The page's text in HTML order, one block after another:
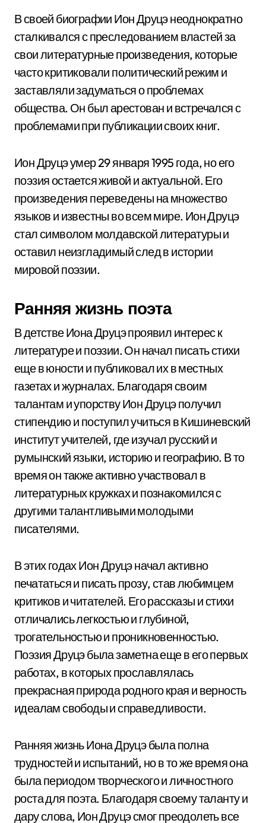
В своей биографии Ион Друцэ неоднократно
сталкивался с преследованием властей за
свои литературные произведения, которые
часто критиковали политический режим и
заставляли задуматься о проблемах
общества. Он был арестован и встречался с
проблемами при публикации своих книг.
Ион Друцэ умер 29 января 1995 года, но его
поэзия остается живой и актуальной. Его
произведения переведены на множество
языков и известны во всем мире. Ион Друцэ
стал символом молдавской литературы и
оставил неизгладимый след в истории
мировой поэзии.
Ранняя жизнь поэта
В детстве Иона Друцэ проявил интерес к
литературе и поэзии. Он начал писать стихи
еще в юности и публиковал их в местных
газетах и журналах. Благодаря своим
талантам и упорству Ион Друцэ получил
стипендию и поступил учиться в Кишиневский
институт учителей, где изучал русский и
румынский языки, историю и географию. В то
время он также активно участвовал в
литературных кружках и познакомился с
другими талантливыми молодыми
писателями.
В этих годах Ион Друцэ начал активно
печататься и писать прозу, став любимцем
критиков и читателей. Его рассказы и стихи
отличались легкостью и глубиной,
трогательностью и проникновенностью.
Поэзия Друцэ была заметна еще в его первых
работах, в которых прославлялась
прекрасная природа родного края и верность
идеалам свободы и справедливости.
Ранняя жизнь Иона Друцэ была полна
трудностей и испытаний, но в то же время она
была периодом творческого и личностного
роста для поэта. Благодаря своему таланту и
дару слова, Ион Друцэ смог преодолеть все